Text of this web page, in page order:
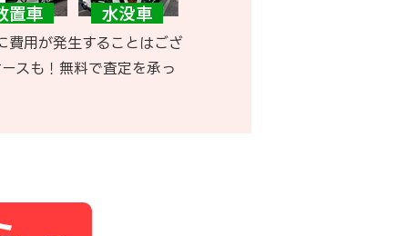
費用が発生することはござ
スも！無料で査定を承っ